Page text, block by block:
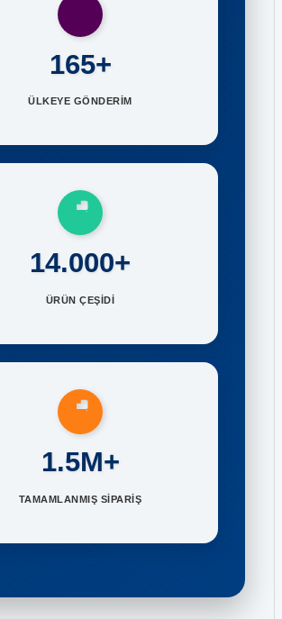
165+
ÜLKEYE GÖNDERİM
14.000+
ÜRÜN ÇEŞİDİ
1.5M+
TAMAMLANMIŞ SİPARİŞ